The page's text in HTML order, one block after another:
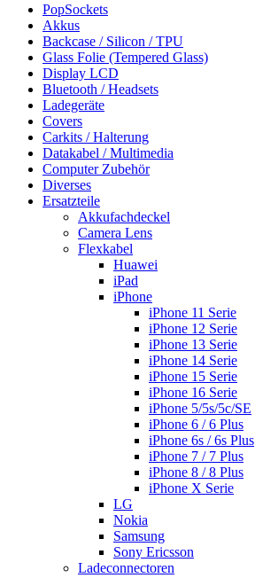
PopSockets
Akkus
Backcase / Silicon / TPU
Glass Folie (Tempered Glass)
Display LCD
Bluetooth / Headsets
Ladegeräte
Covers
Carkits / Halterung
Datakabel / Multimedia
Computer Zubehör
Diverses
Ersatzteile
Akkufachdeckel
Camera Lens
Flexkabel
Huawei
iPad
iPhone
iPhone 11 Serie
iPhone 12 Serie
iPhone 13 Serie
iPhone 14 Serie
iPhone 15 Serie
iPhone 16 Serie
iPhone 5/5s/5c/SE
iPhone 6 / 6 Plus
iPhone 6s / 6s Plus
iPhone 7 / 7 Plus
iPhone 8 / 8 Plus
iPhone X Serie
LG
Nokia
Samsung
Sony Ericsson
Ladeconnectoren